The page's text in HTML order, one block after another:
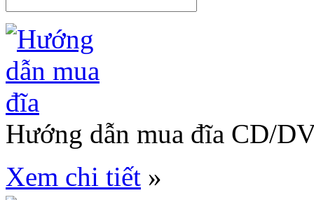
Hướng dẫn mua đĩa CD/
Xem chi tiết »